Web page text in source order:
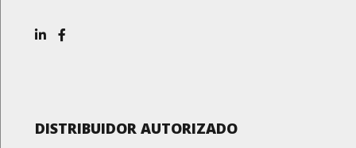
DISTRIBUIDOR AUTORIZADO